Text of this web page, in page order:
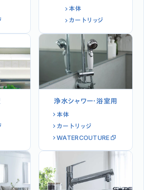
本体
カートリッジ
浄水シャワー・浴室用
本体
カートリッジ
WATERCOUTURE